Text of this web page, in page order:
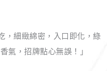
，細緻綿密，入口即化，綠
氣，招牌點心無誤！」